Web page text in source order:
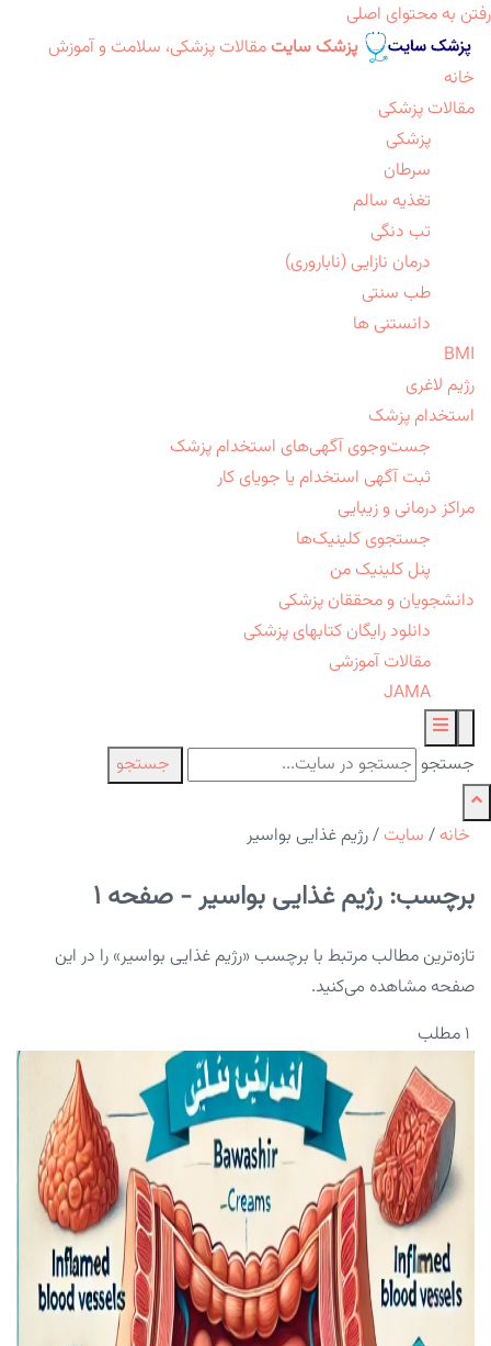
رفتن به محتوای اصلی
پزشک سایت مقالات پزشکی، سلامت و آموزش
خانه
مقالات پزشکی
پزشکی
سرطان
تغذیه سالم
تب دنگی
درمان نازایی (ناباروری)
طب سنتی
دانستنی ها
BMI
رژیم لاغری
استخدام پزشک
جست‌وجوی آگهی‌های استخدام پزشک
ثبت آگهی استخدام یا جویای کار
مراکز درمانی و زیبایی
جستجوی کلینیک‌ها
پنل کلینیک من
دانشجویان و محققان پزشکی
دانلود رایگان کتابهای پزشکی
مقالات آموزشی
JAMA
جستجو جستجو
خانه / سایت /رژیم غذایی بواسیر
برچسب: رژیم غذایی بواسیر - صفحه 1
تازه‌ترین مطالب مرتبط با برچسب «رژیم غذایی بواسیر» را در این
صفحه مشاهده می‌کنید.
۱ مطلب